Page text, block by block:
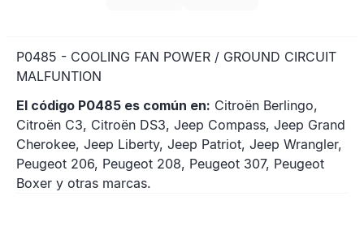
P0485 - COOLING FAN POWER / GROUND CIRCUIT
MALFUNTION
El código P0485 es común en: Citroën Berlingo,
Citroën C3, Citroën DS3, Jeep Compass, Jeep Grand
Cherokee, Jeep Liberty, Jeep Patriot, Jeep Wrangler,
Peugeot 206, Peugeot 208, Peugeot 307, Peugeot
Boxer y otras marcas.